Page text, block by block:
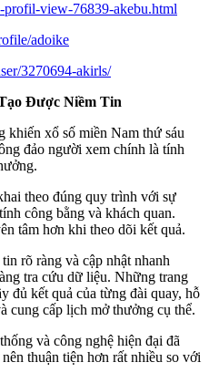
view-76839-akebu.html
adoike
3270694-akirls/
Được Niềm Tin
khiến xổ số miền Nam thứ sáu
đảo người xem chính là tính
theo đúng quy trình với sự
công bằng và khách quan.
tâm hơn khi theo dõi kết quả.
rõ ràng và cập nhật nhanh
tra cứu dữ liệu. Những trang
đủ kết quả của từng đài quay, hỗ
cung cấp lịch mở thưởng cụ thể.
và công nghệ hiện đại đã
thuận tiện hơn rất nhiều so với